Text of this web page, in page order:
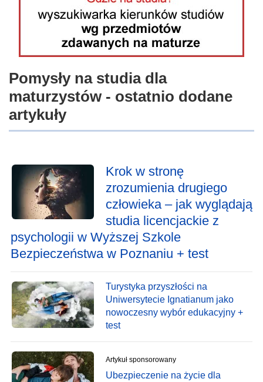
Pomysły na studia dla
maturzystów - ostatnio dodane
artykuły
Krok w stronę
zrozumienia drugiego
człowieka – jak wyglądają
studia licencjackie z
psychologii w Wyższej Szkole
Bezpieczeństwa w Poznaniu + test
Turystyka przyszłości na
Uniwersytecie Ignatianum jako
nowoczesny wybór edukacyjny +
test
Artykuł sponsorowany
Ubezpieczenie na życie dla